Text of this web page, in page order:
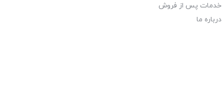
خدمات پس از فروش
درباره ما